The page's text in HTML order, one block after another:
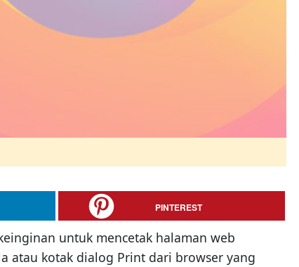
PINTEREST
untuk mencetak halaman web
atau kotak dialog Print dari browser yang